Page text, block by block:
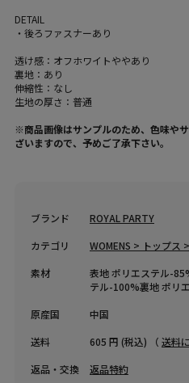
DETAIL
・後ろファスナーあり
透け感：オフホワイトややあり
裏地：あり
伸縮性：なし
生地の厚さ：普通
※商品画像はサンプルのため、色味や
ざいますので、予めご了承下さい。
ブランド
ROYAL PARTY
カテゴリ
WOMENS > トップス
素材
表地 ポリエステル-
テル-100%裏地 ポリ
原産国
中国
送料
605 円 (税込) （ 送料
返品・交換
返品特約